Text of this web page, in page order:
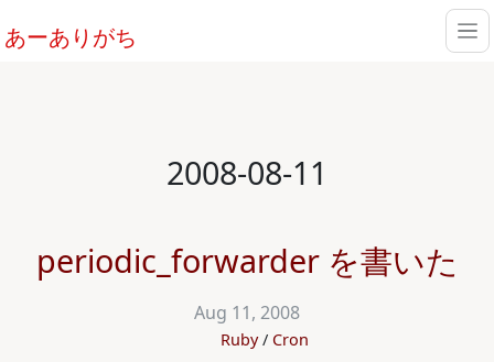
あーありがち
2008-08-11
periodic_forwarder を書いた
Aug 11, 2008
Ruby Cron